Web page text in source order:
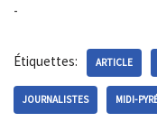
-
Étiquettes: ARTICLE
JOURNALISTES MIDI-